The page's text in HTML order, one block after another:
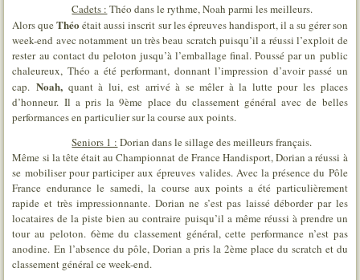
Cadets : Théo dans le rythme, Noah parmi les meilleurs.
Alors queThéo était aussi inscrit sur les épreuves handisport, il a su gérer son
week-end avec notamment un très beau scratch puisqu’il a réussi l’exploit de
rester au contact du peloton jusqu’à l’emballage final. Poussé par un public
chaleureux, Théo a été performant, donnant l’impression d’avoir passé un
cap.Noah, quant à lui, est arrivé à se mêler à la lutte pour les places
d’honneur. Il a pris la 9ème place du classement général avec de belles
performances en particulier sur la course aux points.
Seniors 1 : Dorian dans le sillage des meilleurs français.
Même si la tête était au Championnat de France Handisport, Dorian a réussi à
se mobiliser pour participer aux épreuves valides. Avec la présence du Pôle
France endurance le samedi, la course aux points a été particulièrement
rapide et très impressionnante. Dorian ne s’est pas laissé déborder par les
locataires de la piste bien au contraire puisqu’il a même réussi à prendre un
tour au peloton. 6ème du classement général, cette performance n’est pas
anodine. En l’absence du pôle, Dorian a pris la 2ème place du scratch et du
classement général ce week-end.